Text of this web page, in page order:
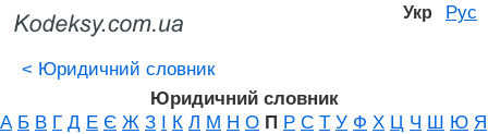
Укр Рус
< Юридичний словник
Юридичний словник
А Б В Г Д Е Є Ж З І К Л М Н О П Р С Т У Ф Х Ц Ч Ш Ю Я